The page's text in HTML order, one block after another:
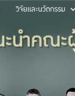
วิจัยและนวัตกรรม